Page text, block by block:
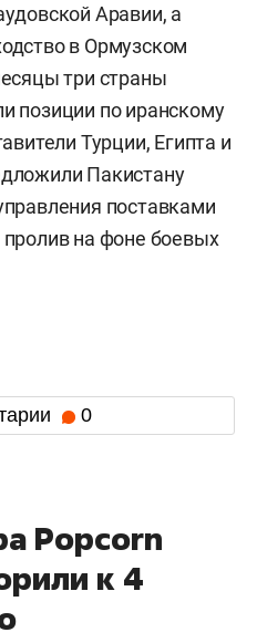
Аравии, а
в Ормузском
три страны
позиции по иранскому
Турции, Египта и
Пакистану
поставками
на фоне боевых
0
Popcorn
к 4